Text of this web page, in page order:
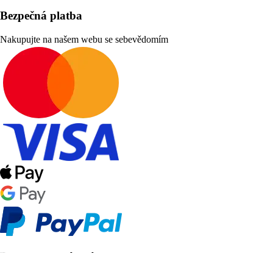
Bezpečná platba
Nakupujte na našem webu se sebevědomím